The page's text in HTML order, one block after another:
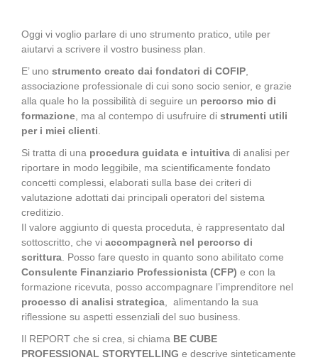
Oggi vi voglio parlare di uno strumento pratico, utile per
aiutarvi a scrivere il vostro business plan.
E’ uno strumento creato dai fondatori di COFIP
associazione professionale di cui sono socio senior, e grazie
alla quale ho la possibilità di seguire un percorso mio di
formazione , ma al contempo di usufruire di strumenti utili
per i miei clienti
Si tratta di una procedura guidata e intuitiva di analisi per
riportare in modo leggibile, ma scientificamente fondato
concetti complessi, elaborati sulla base dei criteri di
valutazione adottati dai principali operatori del sistema
creditizio.
Il valore aggiunto di questa proceduta, è rappresentato dal
sottoscritto, che vi accompagnerà nel percorso di
scrittura . Posso fare questo in quanto sono abilitato come
Consulente Finanziario Professionista (CFP) e con la
formazione ricevuta, posso accompagnare l’imprenditore nel
processo di analisi strategica , alimentando la sua
riflessione su aspetti essenziali del suo business.
Il REPORT che si crea, si chiama BE CUBE
PROFESSIONAL STORYTELLING e descrive sinteticamente